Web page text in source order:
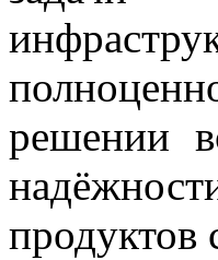
решении
продуктов